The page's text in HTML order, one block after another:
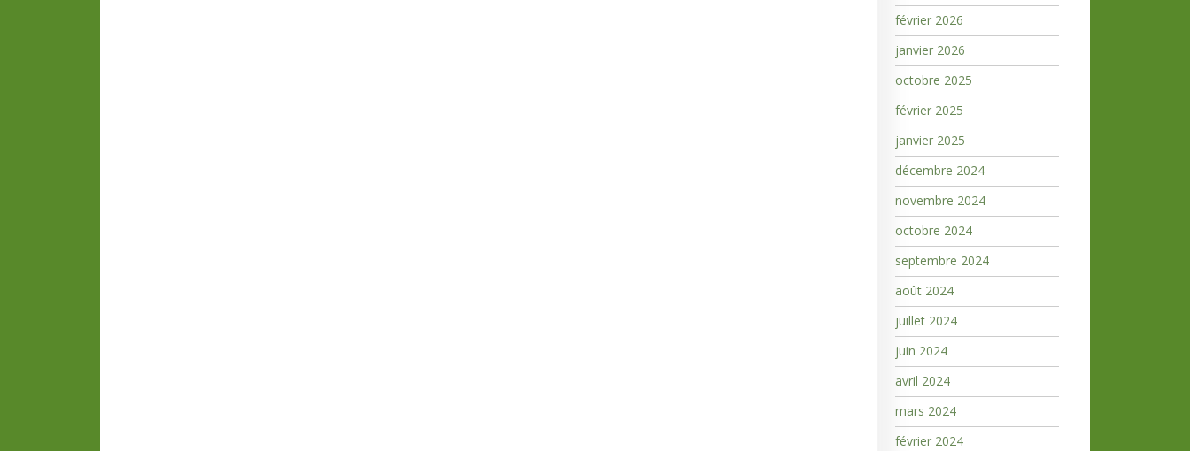
février 2026
janvier 2026
octobre 2025
février 2025
janvier 2025
décembre 2024
novembre 2024
octobre 2024
septembre 2024
août 2024
juillet 2024
juin 2024
avril 2024
mars 2024
février 2024